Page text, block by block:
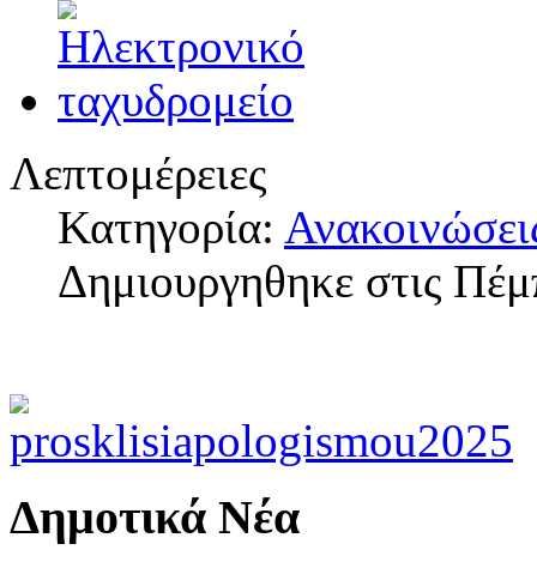
Λεπτομέρειες
Κατηγορία:
Δημιουργηθηκε στις
Δημοτικά Νέα